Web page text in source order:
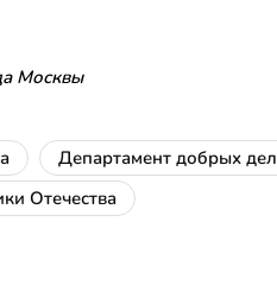
Москвы
Департамент добрых дел
Отечества